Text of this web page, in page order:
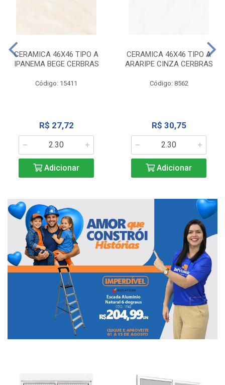
CERAMICA 46X46 TIPO A
IPANEMA BEGE CERBRAS
Código: 15411
R$ 27,72
Adicionar
CERAMICA 46X46 TIPO A
ARARIPE CINZA CERBRAS
Código: 8562
R$ 30,75
Adicionar